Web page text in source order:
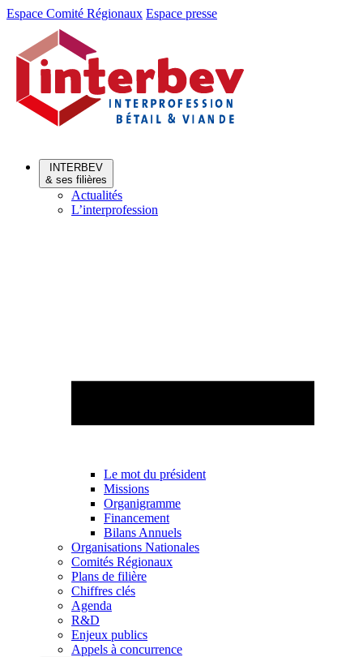
Aller
Aller
contenu
Espace Comité Régionaux Espace presse
INTERBEV
& ses filières
Actualités
L’interprofession
Le mot du président
Missions
Organigramme
Financement
Bilans Annuels
Organisations Nationales
Comités Régionaux
Plans de filière
Chiffres clés
Agenda
R&D
Enjeux publics
Appels à concurrence